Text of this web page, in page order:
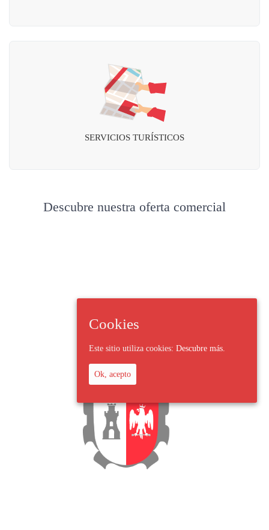
SERVICIOS TURÍSTICOS
Descubre nuestra oferta comercial
Cookies
Este sitio utiliza cookies: Descubre más.
Ok, acepto